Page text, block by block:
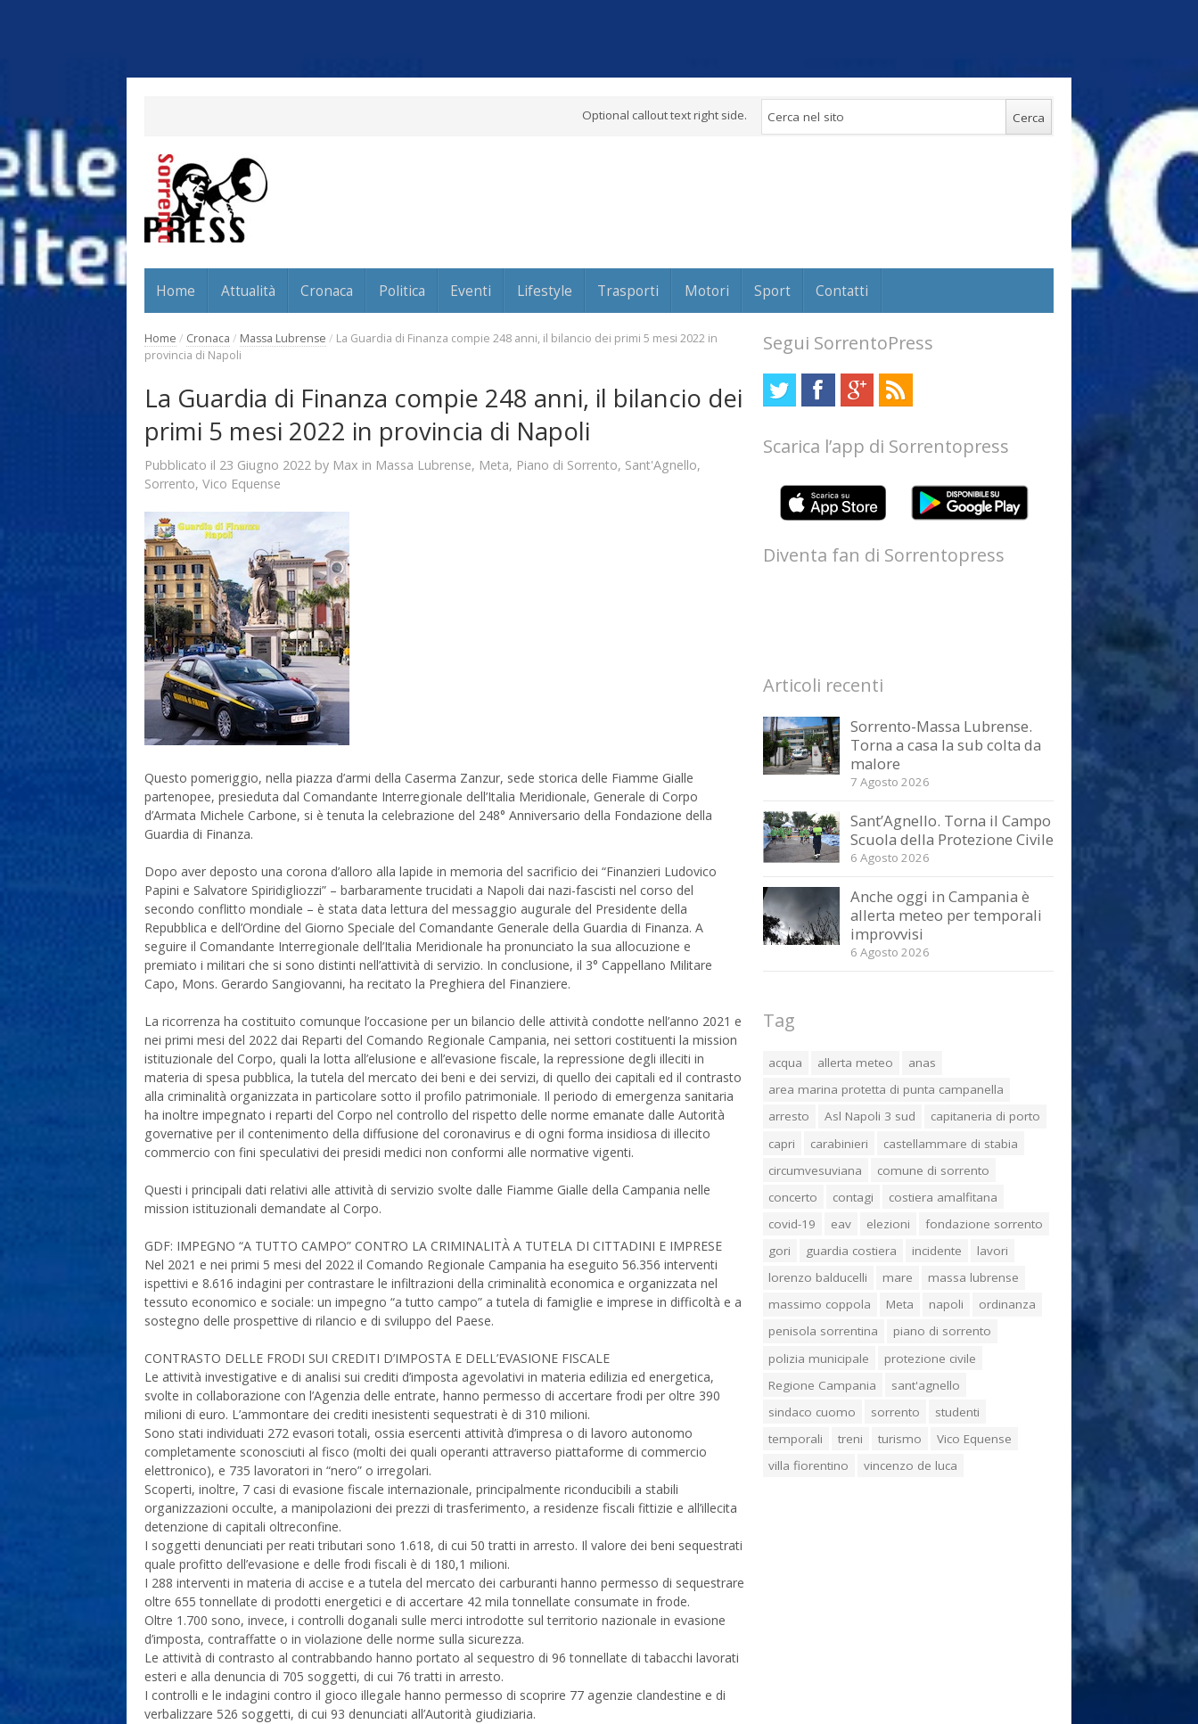
Optional callout text right side.
Home Attualità Cronaca Politica Eventi Lifestyle Trasporti Motori Sport Contatti
Home / Cronaca / Massa Lubrense / La Guardia di Finanza compie 248 anni, il bilancio dei primi 5 mesi 2022 in
provincia di Napoli
La Guardia di Finanza compie 248 anni, il bilancio dei
primi 5 mesi 2022 in provincia di Napoli
Pubblicato il 23 Giugno 2022 by Max in Massa Lubrense, Meta, Piano di Sorrento, Sant'Agnello,
Sorrento, Vico Equense
Questo pomeriggio, nella piazza d’armi della Caserma Zanzur, sede storica delle Fiamme Gialle
partenopee, presieduta dal Comandante Interregionale dell’Italia Meridionale, Generale di Corpo
d’Armata Michele Carbone, si è tenuta la celebrazione del 248° Anniversario della Fondazione della
Guardia di Finanza.
Dopo aver deposto una corona d’alloro alla lapide in memoria del sacrificio dei “Finanzieri Ludovico
Papini e Salvatore Spiridigliozzi” – barbaramente trucidati a Napoli dai nazi-fascisti nel corso del
secondo conflitto mondiale – è stata data lettura del messaggio augurale del Presidente della
Repubblica e dell’Ordine del Giorno Speciale del Comandante Generale della Guardia di Finanza. A
seguire il Comandante Interregionale dell’Italia Meridionale ha pronunciato la sua allocuzione e
premiato i militari che si sono distinti nell’attività di servizio. In conclusione, il 3° Cappellano Militare
Capo, Mons. Gerardo Sangiovanni, ha recitato la Preghiera del Finanziere.
La ricorrenza ha costituito comunque l’occasione per un bilancio delle attività condotte nell’anno 2021 e
nei primi mesi del 2022 dai Reparti del Comando Regionale Campania, nei settori costituenti la mission
istituzionale del Corpo, quali la lotta all’elusione e all’evasione fiscale, la repressione degli illeciti in
materia di spesa pubblica, la tutela del mercato dei beni e dei servizi, di quello dei capitali ed il contrasto
alla criminalità organizzata in particolare sotto il profilo patrimoniale. Il periodo di emergenza sanitaria
ha inoltre impegnato i reparti del Corpo nel controllo del rispetto delle norme emanate dalle Autorità
governative per il contenimento della diffusione del coronavirus e di ogni forma insidiosa di illecito
commercio con fini speculativi dei presidi medici non conformi alle normative vigenti.
Questi i principali dati relativi alle attività di servizio svolte dalle Fiamme Gialle della Campania nelle
mission istituzionali demandate al Corpo.
GDF: IMPEGNO “A TUTTO CAMPO” CONTRO LA CRIMINALITÀ A TUTELA DI CITTADINI E IMPRESE
Nel 2021 e nei primi 5 mesi del 2022 il Comando Regionale Campania ha eseguito 56.356 interventi
ispettivi e 8.616 indagini per contrastare le infiltrazioni della criminalità economica e organizzata nel
tessuto economico e sociale: un impegno “a tutto campo” a tutela di famiglie e imprese in difficoltà e a
sostegno delle prospettive di rilancio e di sviluppo del Paese.
CONTRASTO DELLE FRODI SUI CREDITI D’IMPOSTA E DELL’EVASIONE FISCALE
Le attività investigative e di analisi sui crediti d’imposta agevolativi in materia edilizia ed energetica,
svolte in collaborazione con l’Agenzia delle entrate, hanno permesso di accertare frodi per oltre 390
milioni di euro. L’ammontare dei crediti inesistenti sequestrati è di 310 milioni.
Sono stati individuati 272 evasori totali, ossia esercenti attività d’impresa o di lavoro autonomo
completamente sconosciuti al fisco (molti dei quali operanti attraverso piattaforme di commercio
elettronico), e 735 lavoratori in “nero” o irregolari.
Scoperti, inoltre, 7 casi di evasione fiscale internazionale, principalmente riconducibili a stabili
organizzazioni occulte, a manipolazioni dei prezzi di trasferimento, a residenze fiscali fittizie e all’illecita
detenzione di capitali oltreconfine.
I soggetti denunciati per reati tributari sono 1.618, di cui 50 tratti in arresto. Il valore dei beni sequestrati
quale profitto dell’evasione e delle frodi fiscali è di 180,1 milioni.
I 288 interventi in materia di accise e a tutela del mercato dei carburanti hanno permesso di sequestrare
oltre 655 tonnellate di prodotti energetici e di accertare 42 mila tonnellate consumate in frode.
Oltre 1.700 sono, invece, i controlli doganali sulle merci introdotte sul territorio nazionale in evasione
d’imposta, contraffatte o in violazione delle norme sulla sicurezza.
Le attività di contrasto al contrabbando hanno portato al sequestro di 96 tonnellate di tabacchi lavorati
esteri e alla denuncia di 705 soggetti, di cui 76 tratti in arresto.
I controlli e le indagini contro il gioco illegale hanno permesso di scoprire 77 agenzie clandestine e di
verbalizzare 526 soggetti, di cui 93 denunciati all’Autorità giudiziaria.
Segui SorrentoPress
Scarica l’app di Sorrentopress
Diventa fan di Sorrentopress
Articoli recenti
Sorrento-Massa Lubrense.
Torna a casa la sub colta da
malore
7 Agosto 2026
Sant’Agnello. Torna il Campo
Scuola della Protezione Civile
6 Agosto 2026
Anche oggi in Campania è
allerta meteo per temporali
improvvisi
6 Agosto 2026
Tag
acqua allerta meteo
anas
area marina protetta di punta campanella
arresto
Asl Napoli 3 sud
capitaneria di porto
capri
carabinieri
castellammare di stabia
circumvesuviana
comune di sorrento
concerto
contagi
costiera amalfitana
covid-19
eav elezioni
fondazione sorrento
gori
guardia costiera incidente
lavori
lorenzo balducelli
mare
massa lubrense
massimo coppola
Meta napoli
ordinanza
penisola sorrentina
piano di sorrento
polizia municipale
protezione civile
Regione Campania
sant'agnello
sindaco cuomo
sorrento
studenti
temporali
treni turismo
Vico Equense
villa fiorentino
vincenzo de luca